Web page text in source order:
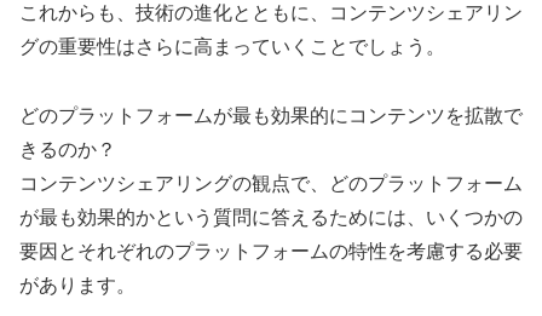
これからも、技術の進化とともに、コンテンツシェアリン
グの重要性はさらに高まっていくことでしょう。
どのプラットフォームが最も効果的にコンテンツを拡散で
きるのか？
コンテンツシェアリングの観点で、どのプラットフォーム
が最も効果的かという質問に答えるためには、いくつかの
要因とそれぞれのプラットフォームの特性を考慮する必要
があります。